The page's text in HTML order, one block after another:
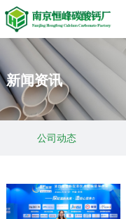
网
首
页
酸
钙
膨
润
关
们
案
用
视
新闻资讯
公司动态